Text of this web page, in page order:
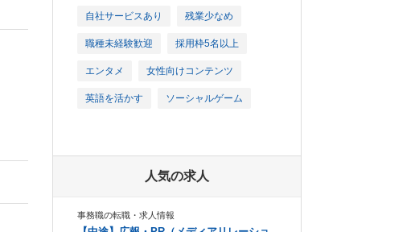
自社サービスあり 残業少なめ
職種未経験歓迎 採用枠5名以上
エンタメ 女性向けコンテンツ
英語を活かす ソーシャルゲーム
人気の求人
事務職の転職・求人情報